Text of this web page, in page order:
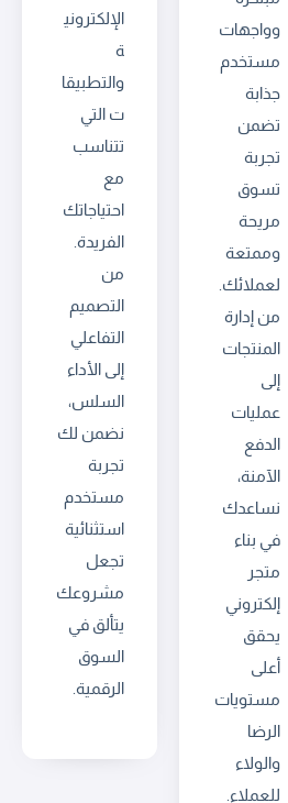
وواجهات
مستخدم
جذابة
تضمن
تجربة
تسوق
مريحة
وممتعة
لعملائك.
من إدارة
المنتجات
إلى
عمليات
الدفع
الآمنة،
نساعدك
في بناء
متجر
إلكتروني
يحقق
أعلى
مستويات
الرضا
والولاء
للعملاء.
الإلكتروني
ة
والتطبيقا
ت التي
تتناسب
مع
احتياجاتك
الفريدة.
من
التصميم
التفاعلي
إلى الأداء
السلس،
نضمن لك
تجربة
مستخدم
استثنائية
تجعل
مشروعك
يتألق في
السوق
الرقمية.